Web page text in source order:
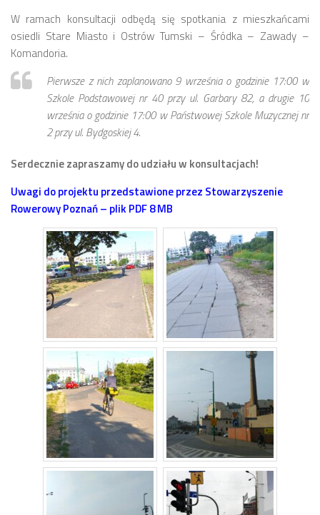
numer 2(4)/2016
numer 1(3)/2016
numer 2/2015
numer 1/2015
Dokumenty
Archiwum sesji (protokoły)
Uchwały Rady Osiedla
Budżet
Budżet 2013
Budżet 2014
Budżet 2016
Projekty
Inicjatywy osiedlowe
Kodeks Dobrych Praktyk
Miejsca parkingowe
Patrol Rowerowy 2015
Problemy Szyperska – Piaskowa – Garbary
W ramach konsultacji odbędą się spotkania z mieszkańcami
osiedli Stare Miasto i Ostrów Tumski – Śródka – Zawady –
Komandoria.
Pierwsze z nich zaplanowano 9 września o godzinie 17:00 w
Szkole Podstawowej nr 40 przy ul. Garbary 82, a drugie 10
września o godzinie 17:00 w Państwowej Szkole Muzycznej nr
2 przy ul. Bydgoskiej 4.
Serdecznie zapraszamy do udziału w konsultacjach!
Uwagi do projektu przedstawione przez Stowarzyszenie
Rowerowy Poznań – plik PDF 8 MB